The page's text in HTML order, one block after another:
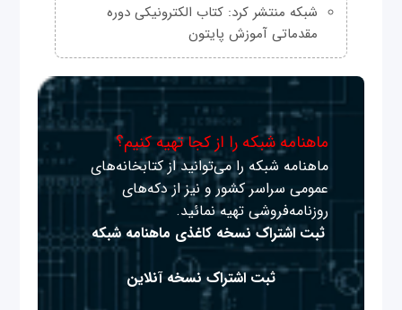
شبکه منتشر کرد: کتاب الکترونیکی دوره
مقدماتی آموزش پایتون
ماهنامه شبکه را از کجا تهیه کنیم؟
ماهنامه شبکه را می‌توانید از کتابخانه‌های
عمومی سراسر کشور و نیز از دکه‌های
روزنامه‌فروشی تهیه نمائید.
ثبت اشتراک نسخه کاغذی ماهنامه شبکه
ثبت اشتراک نسخه آنلاین